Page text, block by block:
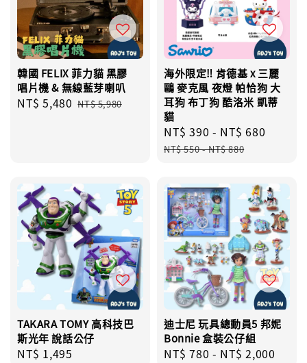
韓國 FELIX 菲力貓 黑膠
唱片機 & 無線藍芽喇叭
Sale
NT$ 5,480 Regular
NT$ 5,980
海外限定‼️ 肯德基 x 三麗
鷗 麥克風 夜燈 帕恰狗 大
耳狗 布丁狗 酷洛米 凱蒂
貓
Sale
price
NT$ 390 - NT$ 680
NT$ 550-NT$ 880
TAKARA TOMY 高科技巴
斯光年 說話公仔
Regular
NT$ 1,495
迪士尼 玩具總動員5 邦妮
Bonnie 盒裝公仔組
Regular
NT$ 780 - NT$ 2,000